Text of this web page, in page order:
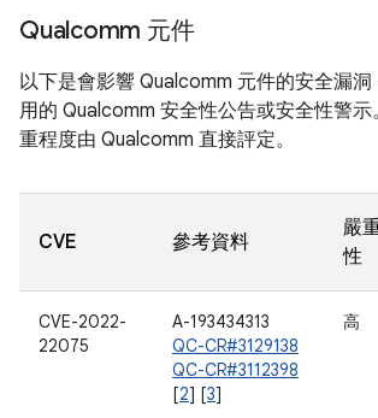
Qualcomm 元件
以下是會影響 Qualcomm 元件的安全漏
用的 Qualcomm 安全性公告或安全性警
重程度由 Qualcomm 直接評定。
CVE 參考資料
嚴
性
CVE-2022-
22075
A-193434313
QC-CR#3129138
QC-CR#3112398
[2] [3]
高